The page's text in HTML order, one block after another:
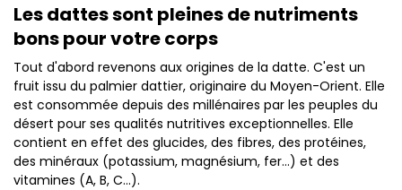
Les dattes sont pleines de nutriments
bons pour votre corps
Tout d'abord revenons aux origines de la datte. C'est un
fruit issu du palmier dattier, originaire du Moyen-Orient. Elle
est consommée depuis des millénaires par les peuples du
désert pour ses qualités nutritives exceptionnelles. Elle
contient en effet des glucides, des fibres, des protéines,
des minéraux (potassium, magnésium, fer...) et des
vitamines (A, B, C...).